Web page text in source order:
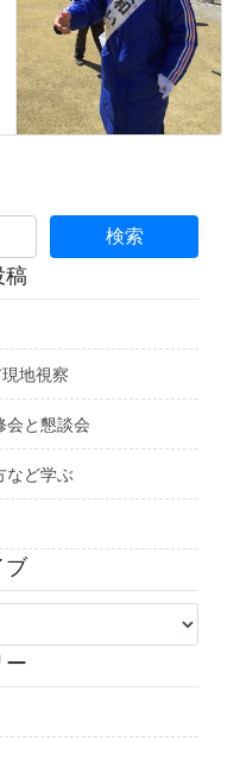
稿
地視察
会と懇談会
など学ぶ
ブ
ー